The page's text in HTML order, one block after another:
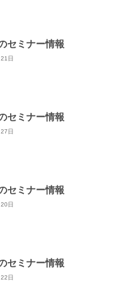
セミナー情報
日
セミナー情報
日
セミナー情報
日
セミナー情報
日